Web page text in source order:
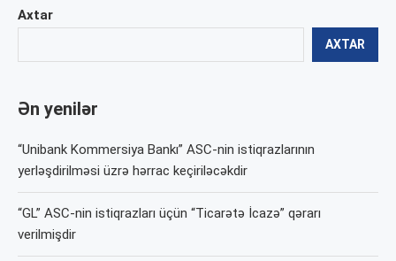
Axtar
AXTAR
Ən yenilər
“Unibank Kommersiya Bankı” ASC-nin istiqrazlarının
yerləşdirilməsi üzrə hərrac keçiriləcəkdir
“GL” ASC-nin istiqrazları üçün “Ticarətə İcazə” qərarı
verilmişdir